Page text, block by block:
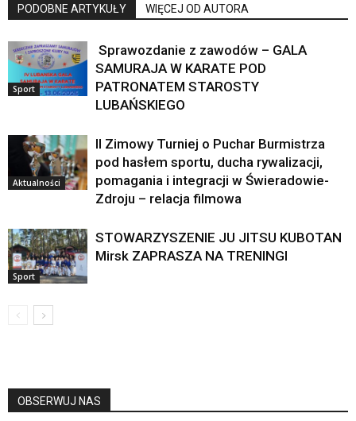
PODOBNE ARTYKUŁY WIĘCEJ OD AUTORA
Sport
Sprawozdanie z zawodów – GALA
SAMURAJA W KARATE POD
PATRONATEM STAROSTY
LUBAŃSKIEGO
Aktualności
II Zimowy Turniej o Puchar Burmistrza
pod hasłem sportu, ducha rywalizacji,
pomagania i integracji w Świeradowie-
Zdroju – relacja filmowa
Sport
STOWARZYSZENIE JU JITSU KUBOTAN
Mirsk ZAPRASZA NA TRENINGI
OBSERWUJ NAS